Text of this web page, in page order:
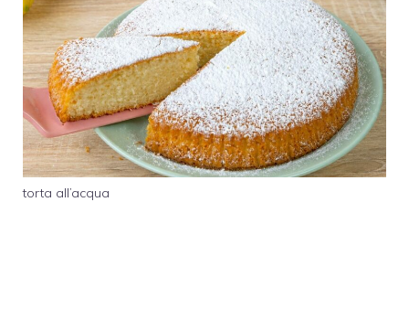
torta all’acqua